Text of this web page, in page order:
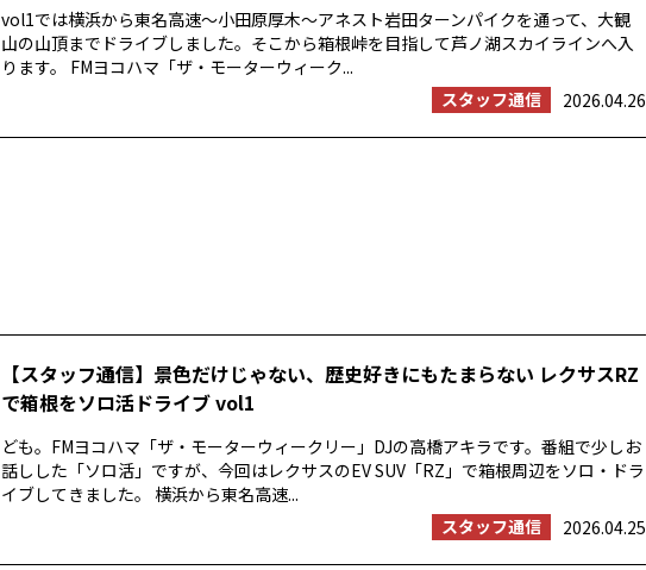
vol1では横浜から東名高速〜小田原厚木〜アネスト岩田ターンパイクを通って、大観
山の山頂までドライブしました。そこから箱根峠を目指して芦ノ湖スカイラインへ入
ります。 FMヨコハマ「ザ・モーターウィーク...
スタッフ通信
2026.04.26
【スタッフ通信】景色だけじゃない、歴史好きにもたまらない レクサスRZ
で箱根をソロ活ドライブ vol1
ども。FMヨコハマ「ザ・モーターウィークリー」DJの高橋アキラです。番組で少しお
話しした「ソロ活」ですが、今回はレクサスのEV SUV「RZ」で箱根周辺をソロ・ドラ
イブしてきました。 横浜から東名高速...
スタッフ通信
2026.04.25